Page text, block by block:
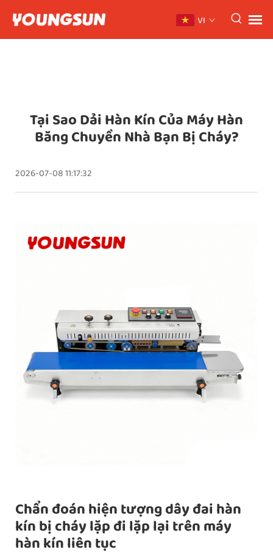
VI
Tại Sao Dải Hàn Kín Của Máy Hàn
Băng Chuyền Nhà Bạn Bị Cháy?
2026-07-08 11:17:32
Chẩn đoán hiện tượng dây đai hàn
kín bị cháy lặp đi lặp lại trên máy
hàn kín liên tục